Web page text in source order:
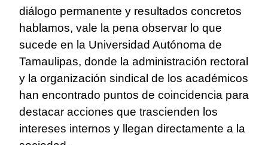
diálogo permanente y resultados concretos
hablamos, vale la pena observar lo que
sucede en la Universidad Autónoma de
Tamaulipas, donde la administración rectoral
y la organización sindical de los académicos
han encontrado puntos de coincidencia para
destacar acciones que trascienden los
intereses internos y llegan directamente a la